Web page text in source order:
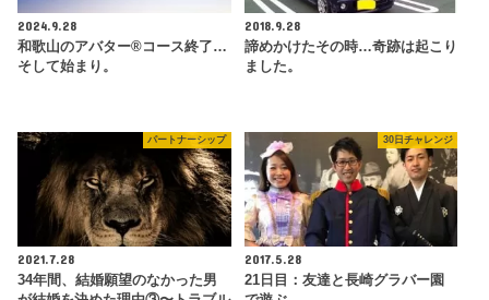
2024.9.28
和歌山のアバター®コース終了…
そして始まり。
2018.9.28
諦めかけたその時…奇跡は起こり
ました。
パートナーシップ
2021.7.28
34年間、結婚願望のなかった男
30日チャレンジ
2017.5.28
21日目：友達と長崎グラバー園